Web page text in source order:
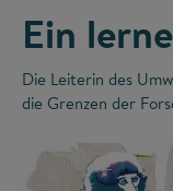
Ein
Die Leiterin des
die Grenzen der